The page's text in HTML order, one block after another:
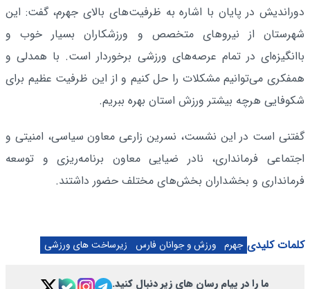
دوراندیش در پایان با اشاره به ظرفیت‌های بالای جهرم، گفت: این
شهرستان از نیروهای متخصص و ورزشکاران بسیار خوب و
باانگیزه‌ای در تمام عرصه‌های ورزشی برخوردار است. با همدلی و
همفکری می‌توانیم مشکلات را حل کنیم و از این ظرفیت عظیم برای
شکوفایی هرچه بیشتر ورزش استان بهره ببریم.
گفتنی است در این نشست، نسرین زارعی معاون سیاسی، امنیتی و
اجتماعی فرمانداری، نادر ضیایی معاون برنامه‌ریزی و توسعه
فرمانداری و بخشداران بخش‌های مختلف حضور داشتند.
کلمات کلیدی جهرم ورزش و جوانان فارس زیرساخت های ورزشی
ما را در پیام رسان های زیر دنبال کنید.